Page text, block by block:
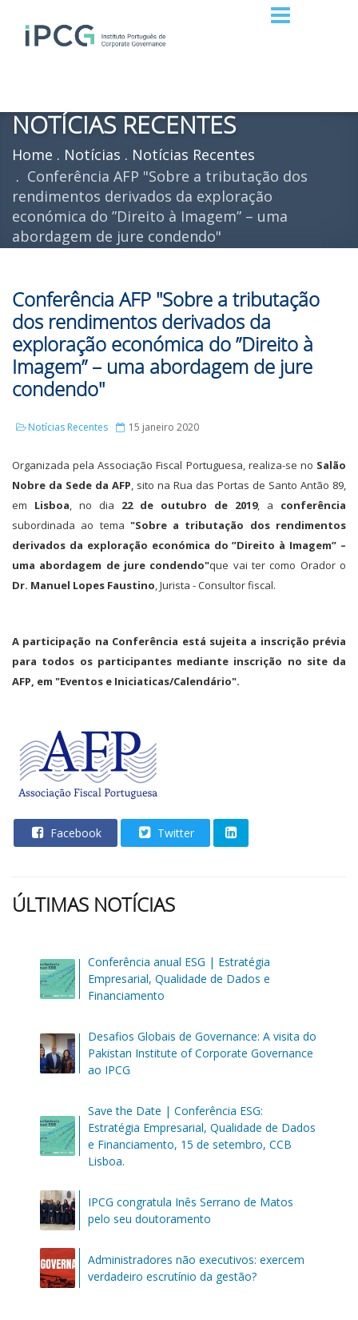
NOTÍCIAS RECENTES
Home Notícias
Notícias Recentes
Conferência AFP "Sobre a tributação dos
rendimentos derivados da exploração
económica do ”Direito à Imagem” – uma
abordagem de jure condendo"
Conferência AFP "Sobre a tributação
dos rendimentos derivados da
exploração económica do ”Direito à
Imagem” – uma abordagem de jure
condendo"
Notícias Recentes 15 janeiro 2020
Organizada pela Associação Fiscal Portuguesa, realiza-se no Salão
Nobre da Sede da AFP, sito na Rua das Portas de Santo Antão 89,
em Lisboa, no dia 22 de outubro de 2019, a conferência
subordinada ao tema "Sobre a tributação dos rendimentos
derivados da exploração económica do ”Direito à Imagem” –
uma abordagem de jure condendo"que vai ter como Orador o
Dr. Manuel Lopes Faustino, Jurista - Consultor fiscal.
A participação na Conferência está sujeita a inscrição prévia
para todos os participantes mediante inscrição no site da
AFP, em "Eventos e Iniciaticas/Calendário".
Facebook Twitter
ÚLTIMAS NOTÍCIAS
Conferência anual ESG | Estratégia
Empresarial, Qualidade de Dados e
Financiamento
Desafios Globais de Governance: A visita do
Pakistan Institute of Corporate Governance
ao IPCG
Save the Date | Conferência ESG:
Estratégia Empresarial, Qualidade de Dados
e Financiamento, 15 de setembro, CCB
Lisboa.
IPCG congratula Inês Serrano de Matos
pelo seu doutoramento
Administradores não executivos: exercem
verdadeiro escrutínio da gestão?